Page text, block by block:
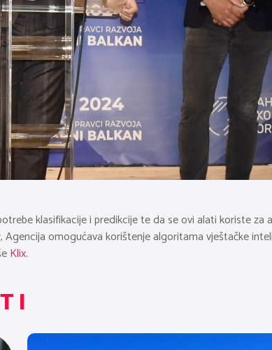
klasifikacije i predikcije te da se ovi alati koriste
omogućava korištenje algoritama vještačke
Klix.